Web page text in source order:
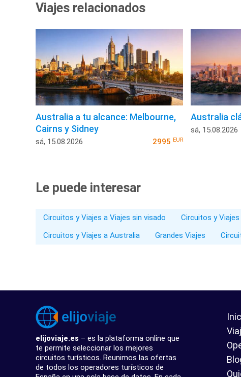
Viajes relacionados
Australia a tu alcance: Melbourne,
Cairns y Sidney
sá, 15.08.2026 2995 EUR
Australia
sá, 15.08.2026
Le puede interesar
Circuitos y Viajes a Viajes sin visado Circuitos y Viajes
Circuitos y Viajes a Australia
Grandes Viajes
elijoviaje.es – es la plataforma online que
te permite seleccionar los mejores
circuitos turísticos. Reunimos las ofertas
de todos los operadores turísticos de